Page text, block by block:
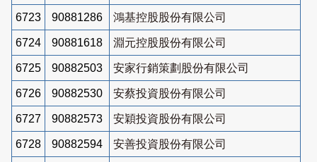
6723 90881286 鴻基控股股份有限公司
6724 90881618 淵元控股股份有限公司
6725 90882503 安家行銷策劃股份有限公司
6726 90882530 安蔡投資股份有限公司
6727 90882573 安穎投資股份有限公司
6728 90882594 安善投資股份有限公司